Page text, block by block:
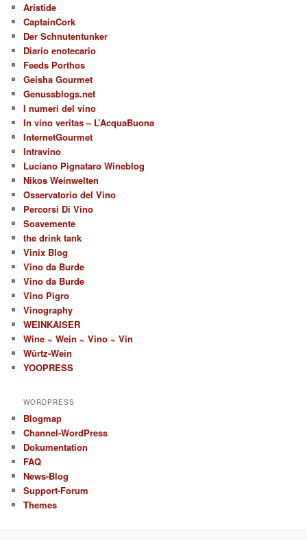
Aristide
CaptainCork
Der Schnutentunker
Diario enotecario
Feeds Porthos
Geisha Gourmet
Genussblogs.net
I numeri del vino
In vino veritas – L’AcquaBuona
InternetGourmet
Intravino
Luciano Pignataro Wineblog
Nikos Weinwelten
Osservatorio del Vino
Percorsi Di Vino
Soavemente
the drink tank
Vinix Blog
Vino da Burde
Vino da Burde
Vino Pigro
Vinography
WEINKAISER
Wine ~ Wein ~ Vino ~ Vin
Würtz-Wein
YOOPRESS
WORDPRESS
Blogmap
Channel-WordPress
Dokumentation
FAQ
News-Blog
Support-Forum
Themes